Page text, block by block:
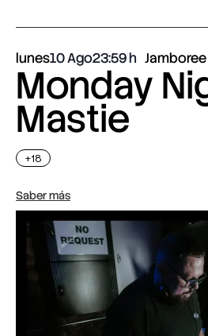
lunes10 Ago23:59 Jamboree
Monday
Mastie
+18
Saber más